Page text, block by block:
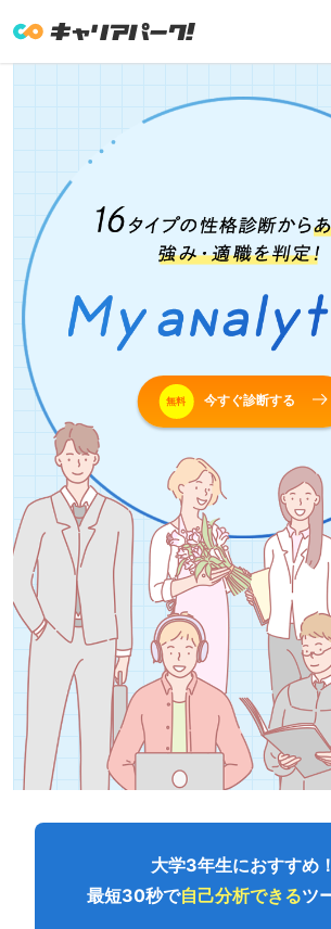
無料 今すぐ診断する
大学3年生におすすめ！
最短30秒で自己分析できるツ